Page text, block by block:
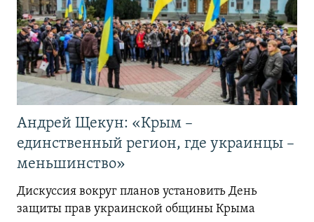
Андрей Щекун: «Крым –
единственный регион, где украинцы –
меньшинство»
Дискуссия вокруг планов установить День
защиты прав украинской общины Крыма